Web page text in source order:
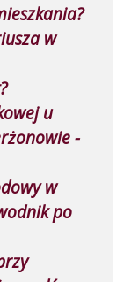
w
u
-
w
po